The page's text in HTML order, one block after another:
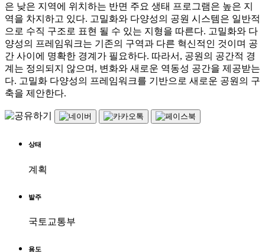
은 낮은 지역에 위치하는 반면 주요 생태 프로그램은 높은 지
역을 차지하고 있다. 고밀화와 다양성의 공원 시스템은 일반적
으로 수직 구조로 표현 될 수 있는 지형을 따른다. 고밀화와 다
양성의 프레임워크는 기존의 구역과 다른 혁신적인 것이며 공
간 사이에 명확한 경계가 필요하다. 따라서, 공원의 공간적 경
계는 정의되지 않으며, 변화와 새로운 역동성 공간을 제공받는
다. 고밀화 다양성의 프레임워크를 기반으로 새로운 공원의 구
축을 제안한다.
상태
계획
발주
국토교통부
용도